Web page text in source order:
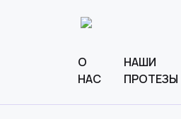
О
НАС
НАШИ
ПРОТЕЗЫ